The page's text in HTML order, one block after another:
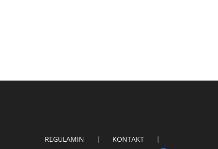
REGULAMIN KONTAKT